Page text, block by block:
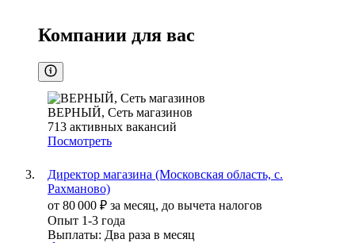
Компании для вас
ВЕРНЫЙ, Сеть магазинов
713 активных вакансий
Посмотреть
Директор магазина (Московская область, с.
Рахманово)
от 80 000 ₽ за месяц, до вычета налогов
Опыт 1-3 года
Выплаты: Два раза в месяц